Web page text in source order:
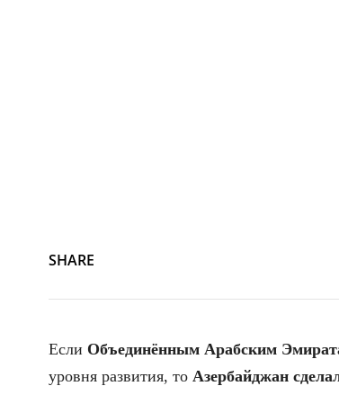
SHARE
Если Объединённым Арабским
уровня развития, то Азербайджан